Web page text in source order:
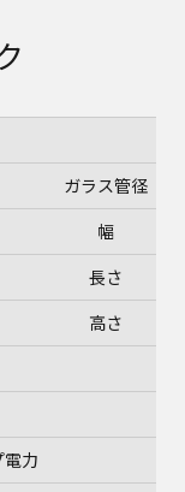
ガラス管径
幅
長さ
高さ
力